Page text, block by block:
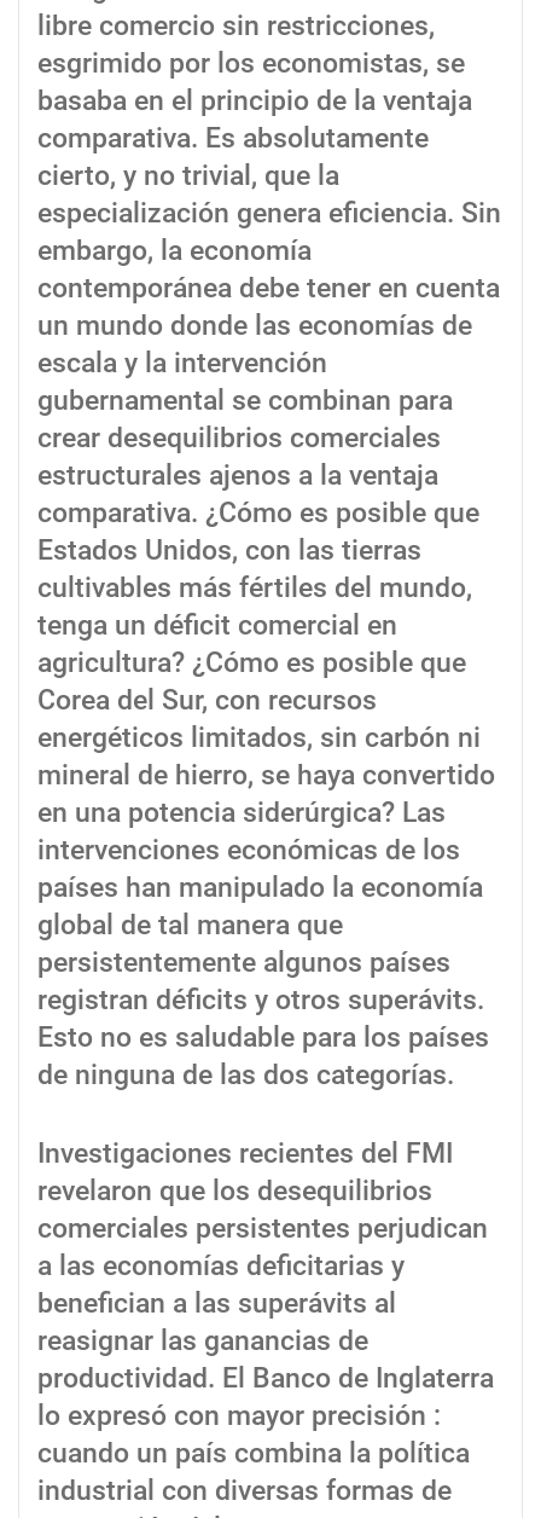
libre comercio sin restricciones,
esgrimido por los economistas, se
basaba en el principio de la ventaja
comparativa. Es absolutamente
cierto, y no trivial, que la
especialización genera eficiencia. Sin
embargo, la economía
contemporánea debe tener en cuenta
un mundo donde las economías de
escala y la intervención
gubernamental se combinan para
crear desequilibrios comerciales
estructurales ajenos a la ventaja
comparativa. ¿Cómo es posible que
Estados Unidos, con las tierras
cultivables más fértiles del mundo,
tenga un déficit comercial en
agricultura? ¿Cómo es posible que
Corea del Sur, con recursos
energéticos limitados, sin carbón ni
mineral de hierro, se haya convertido
en una potencia siderúrgica? Las
intervenciones económicas de los
países han manipulado la economía
global de tal manera que
persistentemente algunos países
registran déficits y otros superávits.
Esto no es saludable para los países
de ninguna de las dos categorías.
Investigaciones recientes del FMI
revelaron que los desequilibrios
comerciales persistentes perjudican
a las economías deficitarias y
benefician a las superávits al
reasignar las ganancias de
productividad. El Banco de Inglaterra
lo expresó con mayor precisión :
cuando un país combina la política
industrial con diversas formas de